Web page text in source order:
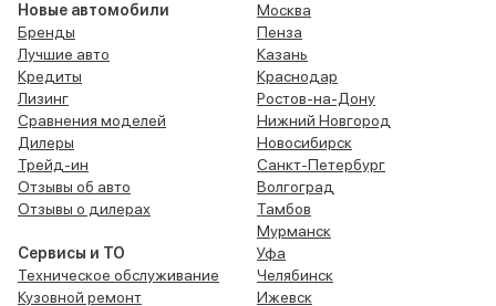
Новые автомобили
Бренды
Лучшие авто
Кредиты
Лизинг
Сравнения моделей
Дилеры
Трейд-ин
Отзывы об авто
Отзывы о дилерах
Сервисы и ТО
Техническое обслуживание
Кузовной ремонт
Москва
Пенза
Казань
Краснодар
Ростов-на-Дону
Нижний Новгород
Новосибирск
Санкт-Петербург
Волгоград
Тамбов
Мурманск
Уфа
Челябинск
Ижевск